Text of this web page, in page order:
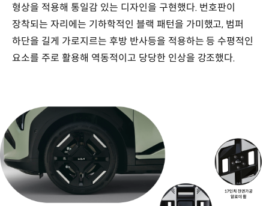
형상을 적용해 통일감 있는 디자인을 구현했다. 번호판이
장착되는 자리에는 기하학적인 블랙 패턴을 가미했고, 범퍼
하단을 길게 가로지르는 후방 반사등을 적용하는 등 수평적인
요소를 주로 활용해 역동적이고 당당한 인상을 강조했다.